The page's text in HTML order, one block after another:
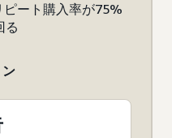
ート購入率が75%
る